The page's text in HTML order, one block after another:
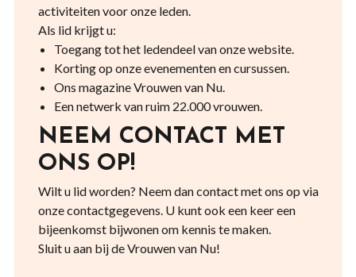
activiteiten voor onze leden.
Als lid krijgt u:
Toegang tot het ledendeel van onze website.
Korting op onze evenementen en cursussen.
Ons magazine Vrouwen van Nu.
Een netwerk van ruim 22.000 vrouwen.
NEEM CONTACT MET
ONS OP!
Wilt u lid worden? Neem dan contact met ons op via
onze contactgegevens. U kunt ook een keer een
bijeenkomst bijwonen om kennis te maken.
Sluit u aan bij de Vrouwen van Nu!